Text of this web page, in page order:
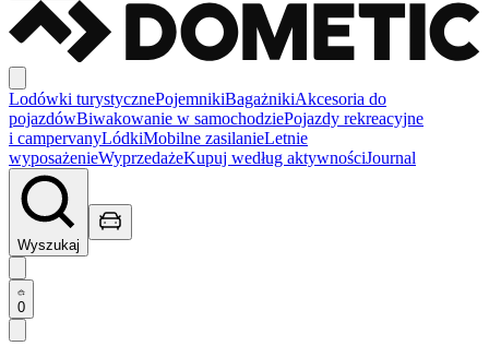
Lodówki turystycznePojemnikiBagażnikiAkcesoria do
pojazdówBiwakowanie w samochodziePojazdy rekreacyjne
i campervanyLódkiMobilne zasilanieLetnie
wyposażenieWyprzedażeKupuj według aktywnościJournal
Wyszukaj
0